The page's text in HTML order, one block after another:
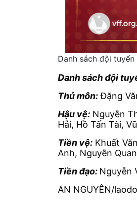
Danh sách đội
Danh sách đội
Thủ môn:Đặng
Hậu vệ: Nguyễn
Hải, Hồ Tấn Tài,
Tiền vệ: Khuất
Anh, Nguyễn
Tiền đạo: Nguyễn
AN NGUYÊN/